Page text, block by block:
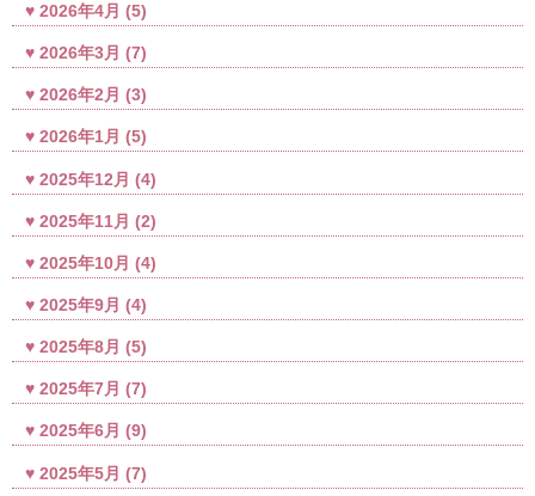
2026年4月 (5)
2026年3月 (7)
2026年2月 (3)
2026年1月 (5)
2025年12月 (4)
2025年11月 (2)
2025年10月 (4)
2025年9月 (4)
2025年8月 (5)
2025年7月 (7)
2025年6月 (9)
2025年5月 (7)